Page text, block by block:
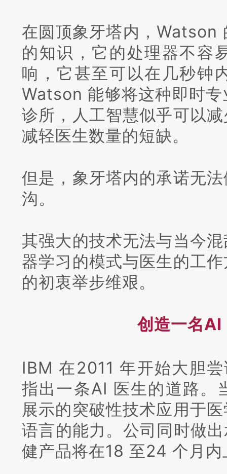
在圆顶象牙塔内，Watson
的知识，它的处理器不容
响，它甚至可以在几秒钟
Watson 能够将这种即时
诊所，人工智慧似乎可以
减轻医生数量的短缺。
但是，象牙塔内的承诺无
沟。
其强大的技术无法与当今
器学习的模式与医生的工
的初衷举步维艰。
创造一名AI
IBM 在2011 年开始大胆
指出一条AI 医生的道路。
展示的突破性技术应用于
语言的能力。 公司同时做
健产品将在18 至24 个月内